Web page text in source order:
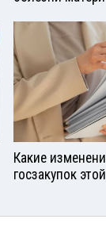
Какие
госзакупок